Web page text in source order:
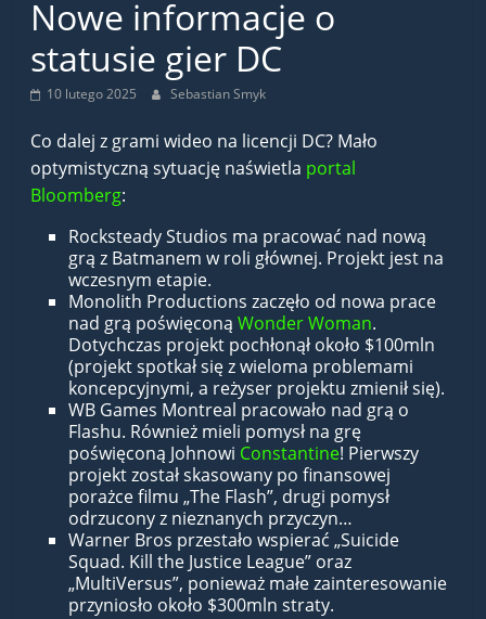
Nowe informacje o
statusie gier DC
10 lutego 2025 Sebastian Smyk
Co dalej z grami wideo na licencji DC? Mało
optymistyczną sytuację naświetla portal
Bloomberg:
Rocksteady Studios ma pracować nad nową
grą z Batmanem w roli głównej. Projekt jest na
wczesnym etapie.
Monolith Productions zaczęło od nowa prace
nad grą poświęconąWonder Woman.
Dotychczas projekt pochłonął około $100mln
(projekt spotkał się z wieloma problemami
koncepcyjnymi, a reżyser projektu zmienił się).
WB Games Montreal pracowało nad grą o
Flashu. Również mieli pomysł na grę
poświęconą Johnowi Constantine! Pierwszy
projekt został skasowany po finansowej
porażce filmu „The Flash”, drugi pomysł
odrzucony z nieznanych przyczyn…
Warner Bros przestało wspierać „Suicide
Squad. Kill the Justice League” oraz
„MultiVersus”, ponieważ małe zainteresowanie
przyniosło około $300mln straty.